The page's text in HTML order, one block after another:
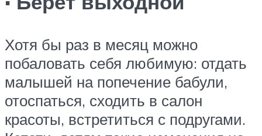
Хотя бы раз в месяц можно
побаловать себя любимую: отдать
малышей на попечение бабули,
отоспаться, сходить в салон
красоты, встретиться с подругами.